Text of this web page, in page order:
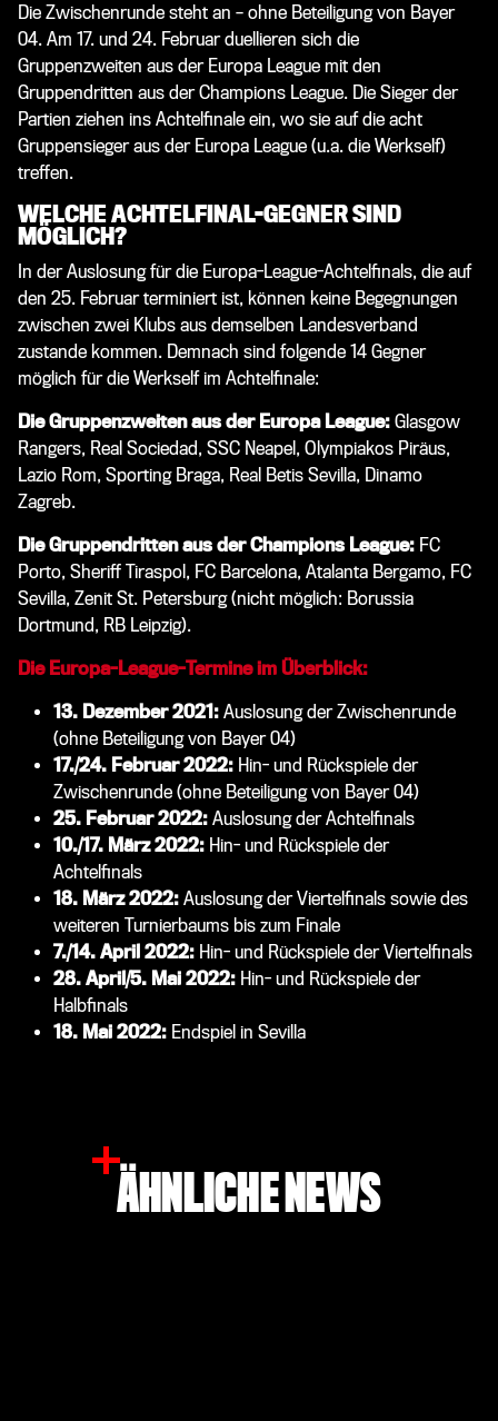
Die Zwischenrunde steht an – ohne Beteiligung von Bayer
04. Am 17. und 24. Februar duellieren sich die
Gruppenzweiten aus der Europa League mit den
Gruppendritten aus der Champions League. Die Sieger der
Partien ziehen ins Achtelfinale ein, wo sie auf die acht
Gruppensieger aus der Europa League (u.a. die Werkself)
treffen.
WELCHE ACHTELFINAL-GEGNER SIND
MÖGLICH?
In der Auslosung für die Europa-League-Achtelfinals, die auf
den 25. Februar terminiert ist, können keine Begegnungen
zwischen zwei Klubs aus demselben Landesverband
zustande kommen. Demnach sind folgende 14 Gegner
möglich für die Werkself im Achtelfinale:
Die Gruppenzweiten aus der Europa League: Glasgow
Rangers, Real Sociedad, SSC Neapel, Olympiakos Piräus,
Lazio Rom, Sporting Braga, Real Betis Sevilla, Dinamo
Zagreb.
Die Gruppendritten aus der Champions League: FC
Porto, Sheriff Tiraspol, FC Barcelona, Atalanta Bergamo, FC
Sevilla, Zenit St. Petersburg (nicht möglich: Borussia
Dortmund, RB Leipzig).
Die Europa-League-Termine im Überblick:
13. Dezember 2021: Auslosung der Zwischenrunde
(ohne Beteiligung von Bayer 04)
17./24. Februar 2022: Hin- und Rückspiele der
Zwischenrunde (ohne Beteiligung von Bayer 04)
25. Februar 2022: Auslosung der Achtelfinals
10./17. März 2022: Hin- und Rückspiele der
Achtelfinals
18. März 2022: Auslosung der Viertelfinals sowie des
weiteren Turnierbaums bis zum Finale
7./14. April 2022: Hin- und Rückspiele der Viertelfinals
28. April/5. Mai 2022: Hin- und Rückspiele der
Halbfinals
18. Mai 2022: Endspiel in Sevilla
ÄHNLICHE NEWS